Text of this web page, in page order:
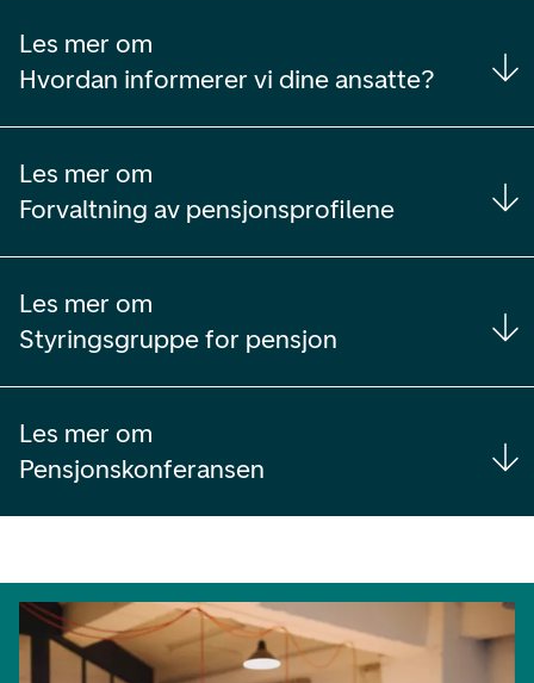
Les mer om
Hvordan informerer vi dine ansatte?
Les mer om
Forvaltning av pensjonsprofilene
Les mer om
Styringsgruppe for pensjon
Les mer om
Pensjonskonferansen